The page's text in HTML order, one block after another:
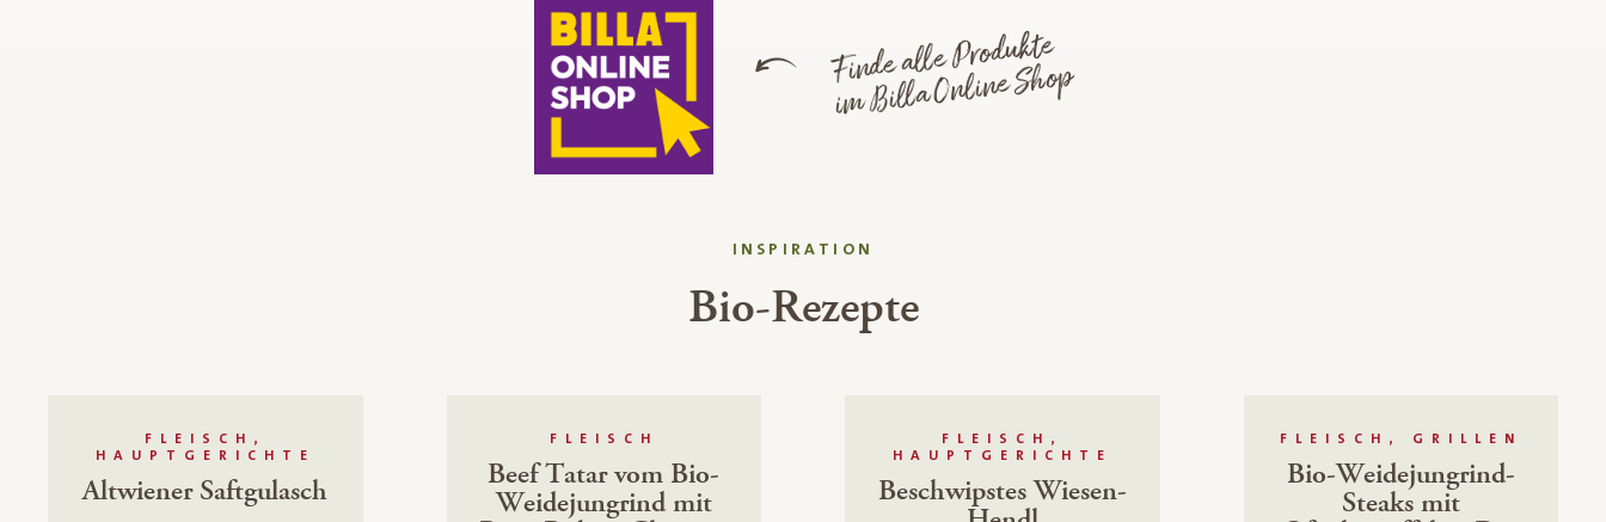
Finde alle Produkte
im Billa Online Shop
INSPIRATION
Bio-Rezepte
FLEISCH,
HAUPTGERICHTE
Altwiener Saftgulasch
FLEISCH
Beef Tatar vom Bio-
Weidejungrind mit
FLEISCH,
HAUPTGERICHTE
Beschwipstes Wiesen-
FLEISCH, GRILLEN
Bio-Weidejungrind-
Steaks mit